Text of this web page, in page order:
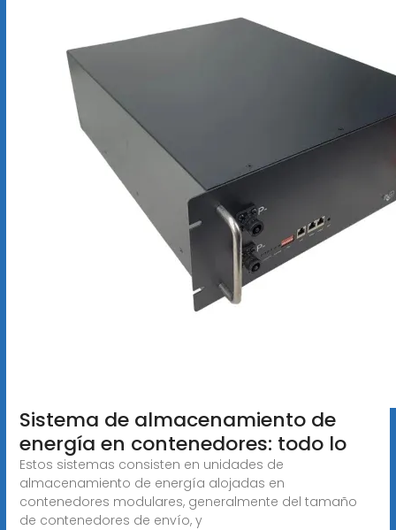
Sistema de almacenamiento de
energía en contenedores: todo lo
Estos sistemas consisten en unidades de
almacenamiento de energía alojadas en
contenedores modulares, generalmente del tamaño
de contenedores de envío, y